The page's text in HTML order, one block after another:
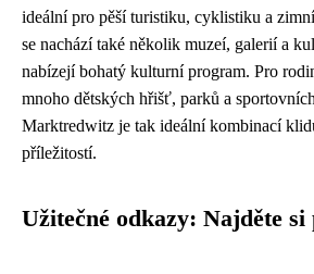
ideální pro pěší turistiku, cyklistiku a
se nachází také několik muzeí, galerií a
nabízejí bohatý kulturní program. Pro
mnoho dětských hřišť, parků a
Marktredwitz je tak ideální kombinací
příležitostí.
Užitečné odkazy: Najděte si